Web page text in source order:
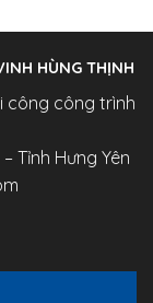
HÙNG THỊNH
công công trình
Tỉnh Hưng Yên